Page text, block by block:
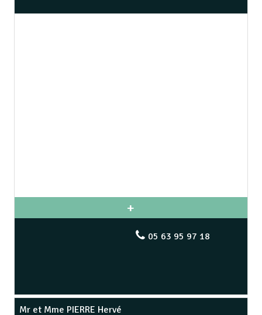
05 63 95 97 18
Mr et Mme PIERRE Hervé